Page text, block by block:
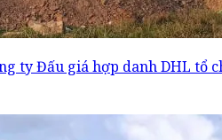
ty Đấu giá hợp danh DHL tổ